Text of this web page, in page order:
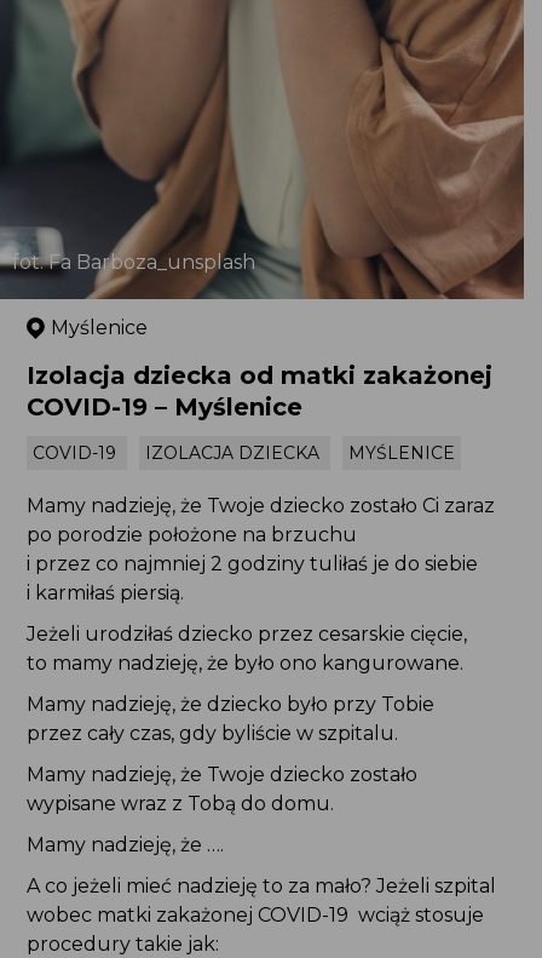
fot. Fa Barboza_unsplash
Izolacja dziecka od matki zakażonej
Mamy nadzieję, że Twoje dziecko zostało Ci zaraz
po porodzie położone na brzuchu
i przez co najmniej 2 godziny tuliłaś je do siebie
i karmiłaś piersią.
Jeżeli urodziłaś dziecko przez cesarskie cięcie,
to mamy nadzieję, że było ono kangurowane.
Mamy nadzieję, że dziecko było przy Tobie
przez cały czas, gdy byliście w szpitalu.
Mamy nadzieję, że Twoje dziecko zostało wypisane
wraz z Tobą do domu.
Mamy nadzieję, że ….
A co jeżeli mieć nadzieję to za mało? Jeżeli szpital
wobec matki zakażonej COVID-19 wciąż stosuje